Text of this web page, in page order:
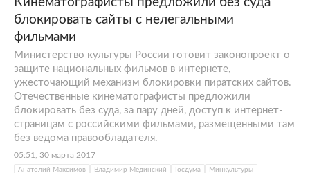
блокировать сайты с нелегальными
фильмами
Министерство культуры России готовит законопроект о
защите национальных фильмов в интернете,
ужесточающий механизм блокировки пиратских сайтов.
Отечественные кинематографисты предложили
блокировать без суда, за пару дней, доступ к интернет-
страницам с российскими фильмами, размещенными там
без ведома правообладателя.
05:51, 30 марта 2017
Анатолий Максимов Владимир Мединский Госдума Минкультуры